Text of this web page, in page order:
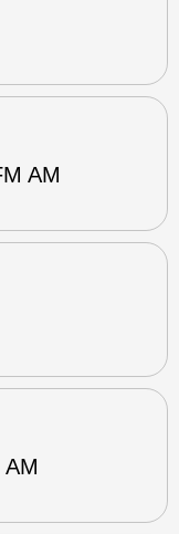
AM